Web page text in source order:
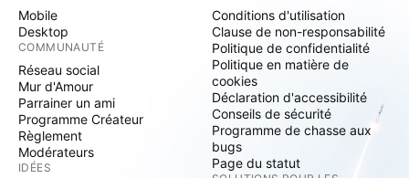
Mobile
Desktop
COMMUNAUTÉ
Réseau social
Mur d'Amour
Parrainer un ami
Programme Créateur
Règlement
Modérateurs
IDÉES
Conditions d'utilisation
Clause de non-responsabilité
Politique de confidentialité
Politique en matière de
cookies
Déclaration d'accessibilité
Conseils de sécurité
Programme de chasse aux
bugs
Page du statut